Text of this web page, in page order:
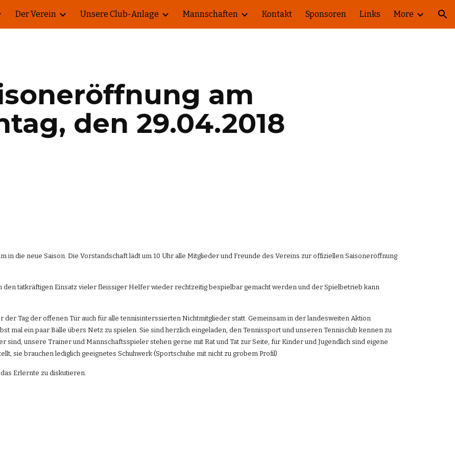
to main content Skip to navigation
Der Verein Unsere Club-Anlage Mannschaften Kontakt Sponsoren Links More
am
den 29.04.2018
in die neue Saison. Die Vorstandschaft lädt um 10 Uhr alle Mitglieder und Freunde des Vereins zur offiziellen Saisoneröffnung
den tatkräftigen Einsatz vieler fleissiger Helfer wieder rechtzeitig bespielbar gemacht werden und der Spielbetrieb kann
der Tag der offenen Tür auch für alle tennisinterssierten Nichtmitglieder statt. Gemeinsam in der landesweiten Aktion
mal ein paar Bälle übers Netz zu spielen. Sie sind herzlich eingeladen, den Tennissport und unseren Tennisclub kennen zu
unsere Trainer und Mannschaftsspieler stehen gerne mit Rat und Tat zur Seite, für Kinder und Jugendlich sind eigene
sie brauchen lediglich geeignetes Schuhwerk (Sportschuhe mit nicht zu grobem Profil)
Erlernte zu diskutieren.